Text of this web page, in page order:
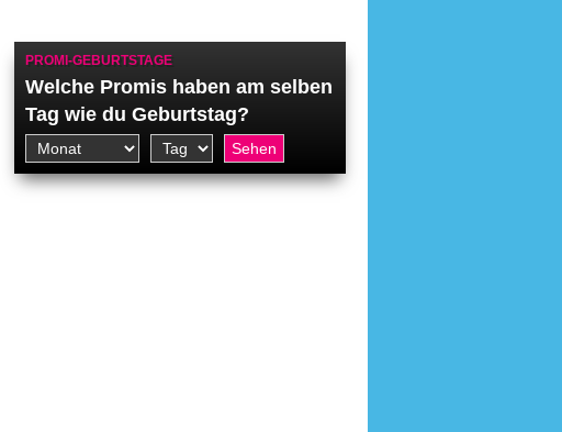
PROMI-GEBURTSTAGE
Welche Promis haben am selben
Tag wie du Geburtstag?